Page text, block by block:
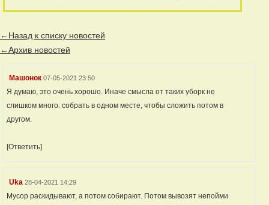
←Назад к списку новостей
←Архив новостей
Машонок 07-05-2021 23:50
Я думаю, это очень хорошо. Иначе смысла от таких уборк не
слишком много: собрать в одном месте, чтобы сложить потом в
другом.
[Ответить]
Uka 28-04-2021 14:29
Мусор раскидывают, а потом собирают. Потом вывозят непойми